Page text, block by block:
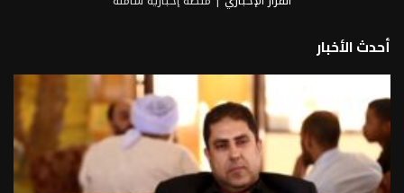
أحدث الأخبار